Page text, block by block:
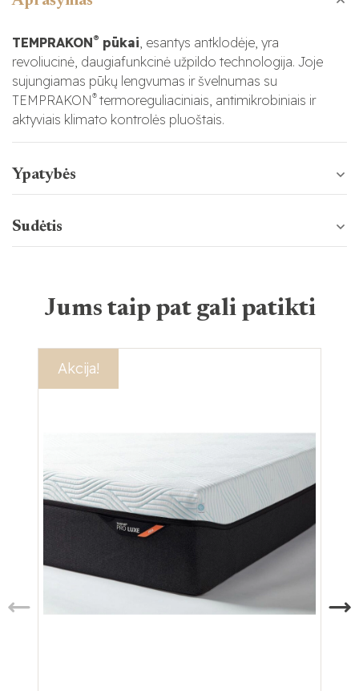
TEMPRAKON® pūkai, esantys antklodėje, yra
revoliucinė, daugiafunkcinė užpildo technologija. Joje
sujungiamas pūkų lengvumas ir švelnumas su
TEMPRAKON® termoreguliaciniais, antimikrobiniais ir
aktyviais klimato kontrolės pluoštais.
Ypatybės
Sudėtis
Jums taip pat gali patikti
Akcija!